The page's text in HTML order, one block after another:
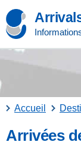
Accueil
Arrivées